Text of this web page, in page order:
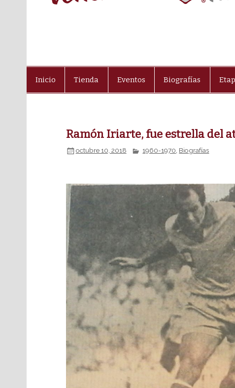
Inicio Tienda Eventos Biografías
Ramón Iriarte, fue estrella del
octubre 10, 2018 1960-1970, Biografías